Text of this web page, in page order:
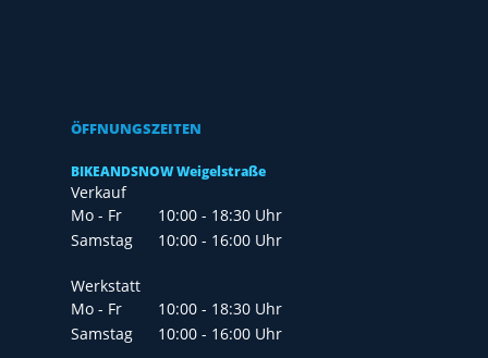
ÖFFNUNGSZEITEN
BIKEANDSNOW Weigelstraße
Verkauf
Mo - Fr
10:00 - 18:30 Uhr
Samstag
10:00 - 16:00 Uhr
Werkstatt
Mo - Fr
10:00 - 18:30 Uhr
Samstag
10:00 - 16:00 Uhr